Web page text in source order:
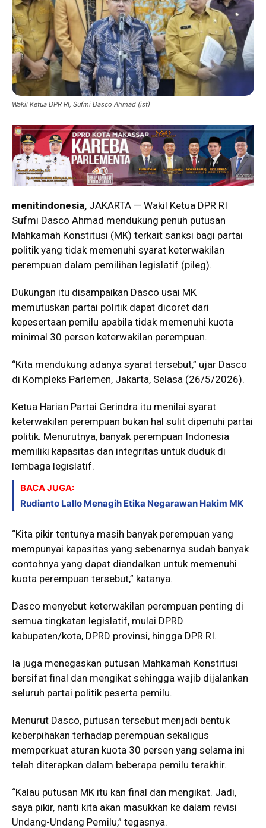
Wakil Ketua DPR RI, Sufmi Dasco Ahmad (ist)
menitindonesia, JAKARTA — Wakil Ketua DPR RI
Sufmi Dasco Ahmad mendukung penuh putusan
Mahkamah Konstitusi (MK) terkait sanksi bagi partai
politik yang tidak memenuhi syarat keterwakilan
perempuan dalam pemilihan legislatif (pileg).
Dukungan itu disampaikan Dasco usai MK
memutuskan partai politik dapat dicoret dari
kepesertaan pemilu apabila tidak memenuhi kuota
minimal 30 persen keterwakilan perempuan.
“Kita mendukung adanya syarat tersebut,” ujar Dasco
di Kompleks Parlemen, Jakarta, Selasa (26/5/2026).
Ketua Harian Partai Gerindra itu menilai syarat
keterwakilan perempuan bukan hal sulit dipenuhi partai
politik. Menurutnya, banyak perempuan Indonesia
memiliki kapasitas dan integritas untuk duduk di
lembaga legislatif.
BACA JUGA:
Rudianto Lallo Menagih Etika Negarawan Hakim MK
“Kita pikir tentunya masih banyak perempuan yang
mempunyai kapasitas yang sebenarnya sudah banyak
contohnya yang dapat diandalkan untuk memenuhi
kuota perempuan tersebut,” katanya.
Dasco menyebut keterwakilan perempuan penting di
semua tingkatan legislatif, mulai DPRD
kabupaten/kota, DPRD provinsi, hingga DPR RI.
Ia juga menegaskan putusan Mahkamah Konstitusi
bersifat final dan mengikat sehingga wajib dijalankan
seluruh partai politik peserta pemilu.
Menurut Dasco, putusan tersebut menjadi bentuk
keberpihakan terhadap perempuan sekaligus
memperkuat aturan kuota 30 persen yang selama ini
telah diterapkan dalam beberapa pemilu terakhir.
“Kalau putusan MK itu kan final dan mengikat. Jadi,
saya pikir, nanti kita akan masukkan ke dalam revisi
Undang-Undang Pemilu,” tegasnya.